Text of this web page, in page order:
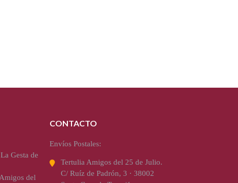
Gesta de
del
CONTACTO
Envíos Postales:
Tertulia Amigos del 25 de Julio.
C/ Ruíz de Padrón, 3 · 38002